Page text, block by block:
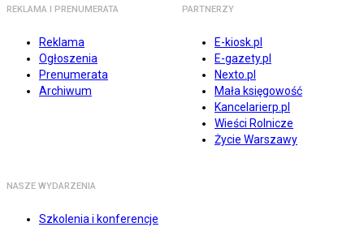
REKLAMA I PRENUMERATA
Reklama
Ogłoszenia
Prenumerata
Archiwum
PARTNERZY
E-kiosk.pl
E-gazety.pl
Nexto.pl
Mała księgowość
Kancelarierp.pl
Wieści Rolnicze
Życie Warszawy
NASZE WYDARZENIA
Szkolenia i konferencje